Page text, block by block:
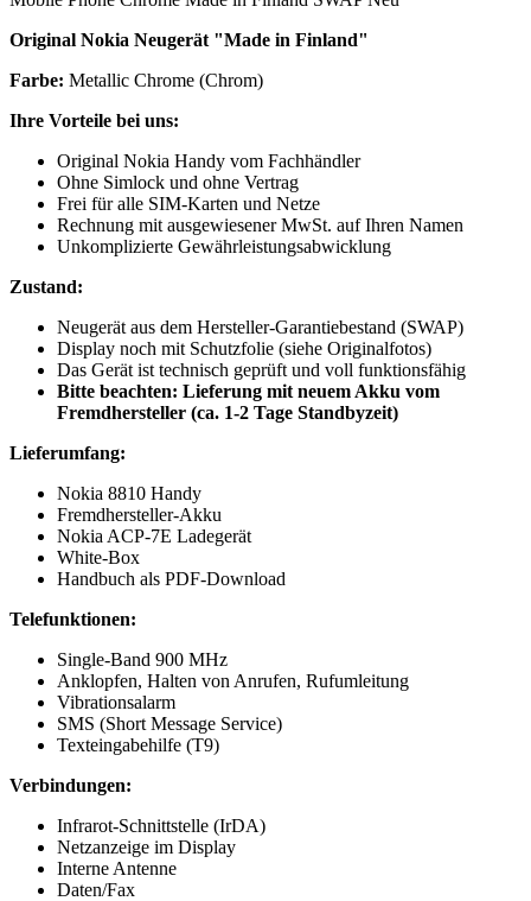
Original Nokia Neugerät "Made in Finland"
Farbe: Metallic Chrome (Chrom)
Ihre Vorteile bei uns:
Original Nokia Handy vom Fachhändler
Ohne Simlock und ohne Vertrag
Frei für alle SIM-Karten und Netze
Rechnung mit ausgewiesener MwSt. auf Ihren Namen
Unkomplizierte Gewährleistungsabwicklung
Zustand:
Neugerät aus dem Hersteller-Garantiebestand (SWAP)
Display noch mit Schutzfolie (siehe Originalfotos)
Das Gerät ist technisch geprüft und voll funktionsfähig
Bitte beachten: Lieferung mit neuem Akku vom
Fremdhersteller (ca. 1-2 Tage Standbyzeit)
Lieferumfang:
Nokia 8810 Handy
Fremdhersteller-Akku
Nokia ACP-7E Ladegerät
White-Box
Handbuch als PDF-Download
Telefunktionen:
Single-Band 900 MHz
Anklopfen, Halten von Anrufen, Rufumleitung
Vibrationsalarm
SMS (Short Message Service)
Texteingabehilfe (T9)
Verbindungen:
Infrarot-Schnittstelle (IrDA)
Netzanzeige im Display
Interne Antenne
Daten/Fax